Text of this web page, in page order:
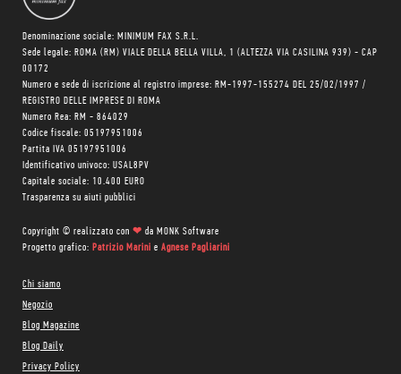
Denominazione sociale: MINIMUM FAX S.R.L.
Sede legale: ROMA (RM) VIALE DELLA BELLA VILLA, 1 (ALTEZZA VIA CASILINA 939) - CAP
00172
Numero e sede di iscrizione al registro imprese: RM-1997-155274 DEL 25/02/1997 /
REGISTRO DELLE IMPRESE DI ROMA
Numero Rea: RM - 864029
Codice fiscale: 05197951006
Partita IVA 05197951006
Identificativo univoco: USAL8PV
Capitale sociale: 10.400 EURO
Trasparenza su aiuti pubblici
Copyright © realizzato con ❤ da MONK Software
Progetto grafico: Patrizio Marini e Agnese Pagliarini
Chi siamo
Negozio
Blog Magazine
Blog Daily
Privacy Policy